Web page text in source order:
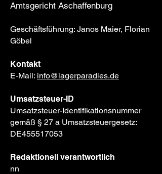
Amtsgericht Aschaffenburg
Geschäftsführung: Janos Maier, Florian
Göbel
Kontakt
E-Mail: info@lagerparadies.de
Umsatzsteuer-ID
Umsatzsteuer-Identifikationsnummer
gemäß § 27 a Umsatzsteuergesetz:
DE455517053
Redaktionell verantwortlich
nn